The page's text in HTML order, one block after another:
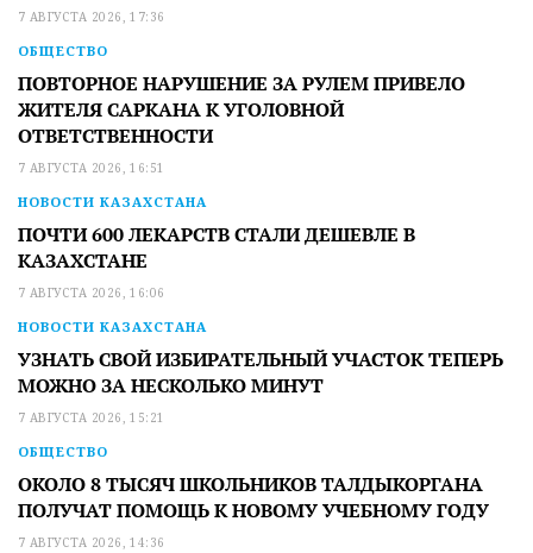
7 АВГУСТА 2026, 17:36
ОБЩЕСТВО
ПОВТОРНОЕ НАРУШЕНИЕ ЗА РУЛЕМ ПРИВЕЛО
ЖИТЕЛЯ САРКАНА К УГОЛОВНОЙ
ОТВЕТСТВЕННОСТИ
7 АВГУСТА 2026, 16:51
НОВОСТИ КАЗАХСТАНА
ПОЧТИ 600 ЛЕКАРСТВ СТАЛИ ДЕШЕВЛЕ В
КАЗАХСТАНЕ
7 АВГУСТА 2026, 16:06
НОВОСТИ КАЗАХСТАНА
УЗНАТЬ СВОЙ ИЗБИРАТЕЛЬНЫЙ УЧАСТОК ТЕПЕРЬ
МОЖНО ЗА НЕСКОЛЬКО МИНУТ
7 АВГУСТА 2026, 15:21
ОБЩЕСТВО
ОКОЛО 8 ТЫСЯЧ ШКОЛЬНИКОВ ТАЛДЫКОРГАНА
ПОЛУЧАТ ПОМОЩЬ К НОВОМУ УЧЕБНОМУ ГОДУ
7 АВГУСТА 2026, 14:36